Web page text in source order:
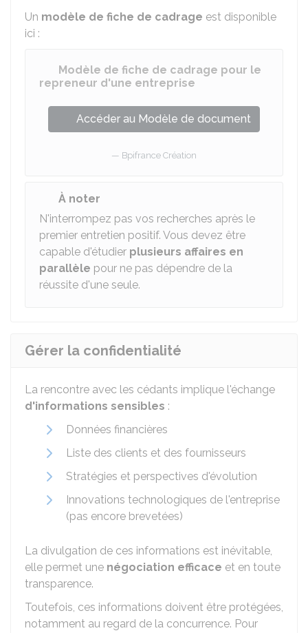
Un modèle de fiche de cadrage est disponible
ici :
Modèle de fiche de cadrage pour le
repreneur d'une entreprise
Accéder au Modèle de document
Bpifrance Création
À noter
N'interrompez pas vos recherches après le
premier entretien positif. Vous devez être
capable d'étudier plusieurs affaires en
parallèle pour ne pas dépendre de la
réussite d'une seule.
Gérer la confidentialité
La rencontre avec les cédants implique l'échange
d'informations sensibles :
Données financières
Liste des clients et des fournisseurs
Stratégies et perspectives d'évolution
Innovations technologiques de l'entreprise
(pas encore brevetées)
La divulgation de ces informations est inévitable,
elle permet une négociation efficace et en toute
transparence.
Toutefois, ces informations doivent être protégées,
notamment au regard de la concurrence. Pour